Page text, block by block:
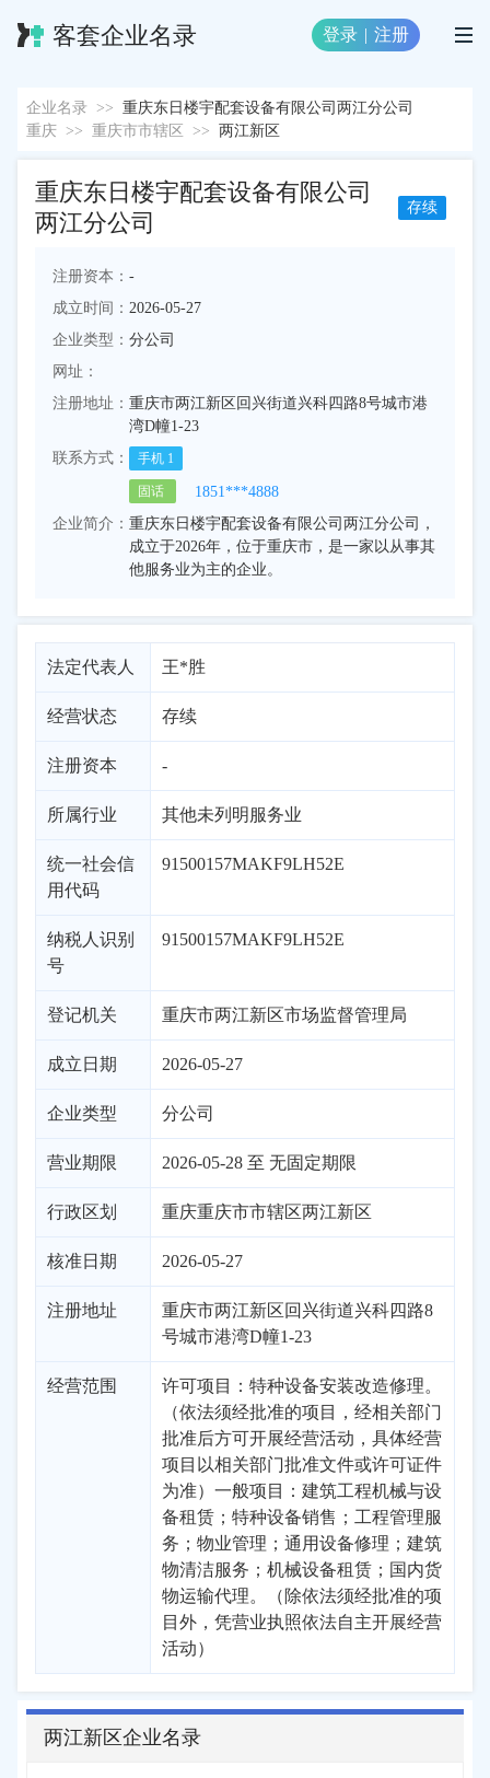
客套企业名录 登录 | 注册
企业名录 >> 重庆东日楼宇配套设备有限公司两江分公司
重庆 >> 重庆市市辖区 >> 两江新区
重庆东日楼宇配套设备有限公司
两江分公司
存续
注册资本： -
成立时间： 2026-05-27
企业类型： 分公司
网址：
注册地址： 重庆市两江新区回兴街道兴科四路8号城市港
湾D幢1-23
联系方式：
手机 1
固话
1851***4888
企业简介： 重庆东日楼宇配套设备有限公司两江分公司，
成立于2026年，位于重庆市，是一家以从事其
他服务业为主的企业。
法定代表人 王*胜
经营状态 存续
注册资本 -
所属行业 其他未列明服务业
统一社会信
用代码
91500157MAKF9LH52E
纳税人识别
号
91500157MAKF9LH52E
登记机关 重庆市两江新区市场监督管理局
成立日期 2026-05-27
企业类型 分公司
营业期限 2026-05-28 至 无固定期限
行政区划 重庆重庆市市辖区两江新区
核准日期 2026-05-27
注册地址
重庆市两江新区回兴街道兴科四路8
号城市港湾D幢1-23
经营范围
许可项目：特种设备安装改造修理。
（依法须经批准的项目，经相关部门
批准后方可开展经营活动，具体经营
项目以相关部门批准文件或许可证件
为准）一般项目：建筑工程机械与设
备租赁；特种设备销售；工程管理服
务；物业管理；通用设备修理；建筑
物清洁服务；机械设备租赁；国内货
物运输代理。（除依法须经批准的项
目外，凭营业执照依法自主开展经营
活动）
两江新区企业名录